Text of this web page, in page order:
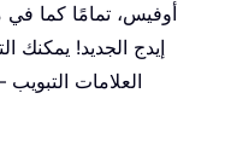
أوفيس، تمامًا كما
إيدج الجديد! يمكنك
العلامات